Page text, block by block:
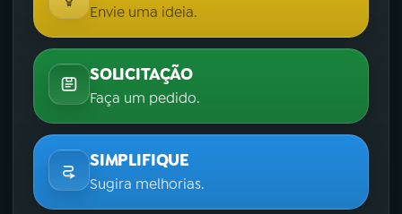
Envie uma ideia.
SOLICITAÇÃO
Faça um pedido.
SIMPLIFIQUE
Sugira melhorias.